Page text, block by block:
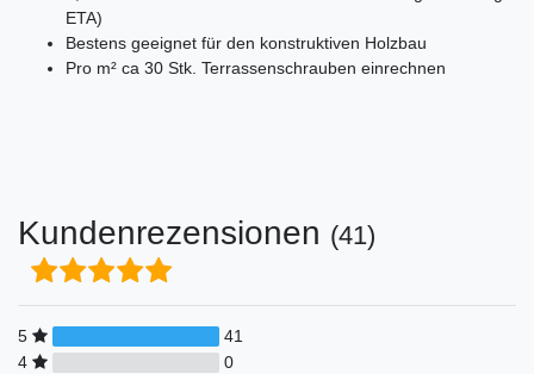
ETA)
Bestens geeignet für den konstruktiven Holzbau
Pro m² ca 30 Stk. Terrassenschrauben einrechnen
Kundenrezensionen (41)
5
41
4
0